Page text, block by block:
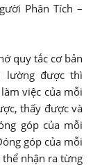
Phân Tích –
quy tắc cơ bản
lường được thì
việc của mỗi
thấy được và
góp của mỗi
góp của mỗi
nhận ra từng